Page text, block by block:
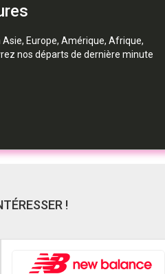
Europe, Amérique, Afrique,
nos départs de dernière minute
!